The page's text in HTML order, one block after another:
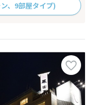
、9部屋タイプ)